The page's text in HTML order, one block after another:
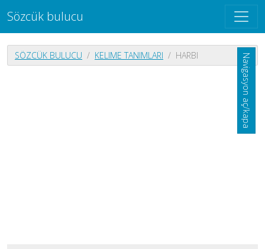
Sözcük bulucu
Navigasyon aç/kapa
SÖZCÜK BULUCU KELIME TANIMLARI HARBI